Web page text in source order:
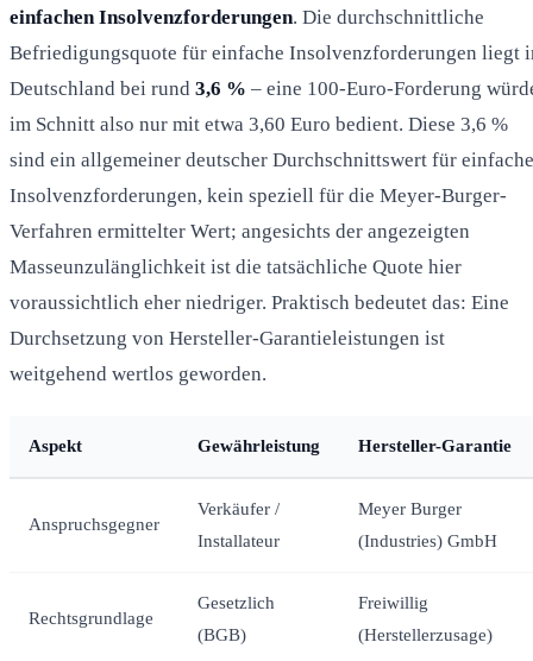
einfachen Insolvenzforderungen. Die durchschnittliche
Befriedigungsquote für einfache Insolvenzforderungen liegt
Deutschland bei rund 3,6 % – eine 100-Euro-Forderung
im Schnitt also nur mit etwa 3,60 Euro bedient. Diese 3,6 %
sind ein allgemeiner deutscher Durchschnittswert für einfache
Insolvenzforderungen, kein speziell für die Meyer-Burger-
Verfahren ermittelter Wert; angesichts der angezeigten
Masseunzulänglichkeit ist die tatsächliche Quote hier
voraussichtlich eher niedriger. Praktisch bedeutet das: Eine
Durchsetzung von Hersteller-Garantieleistungen ist
weitgehend wertlos geworden.
Aspekt Gewährleistung Hersteller-Garantie
Anspruchsgegner
Verkäufer /
Installateur
Meyer Burger
(Industries) GmbH
Rechtsgrundlage
Gesetzlich
(BGB)
Freiwillig
(Herstellerzusage)